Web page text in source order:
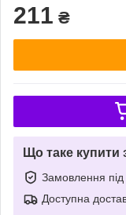
211 ₴
Що таке купити
Замовлення під
Доступна